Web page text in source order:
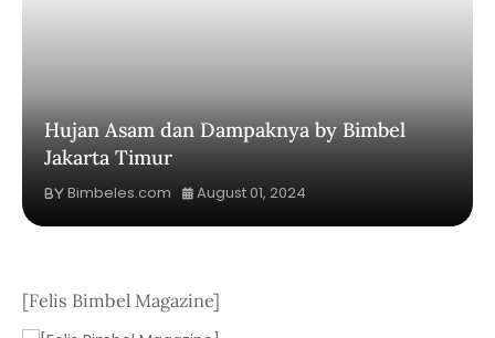
Hujan Asam dan Dampaknya by Bimbel
Jakarta Timur
Bimbeles.com August 01, 2024
[Felis Bimbel Magazine]